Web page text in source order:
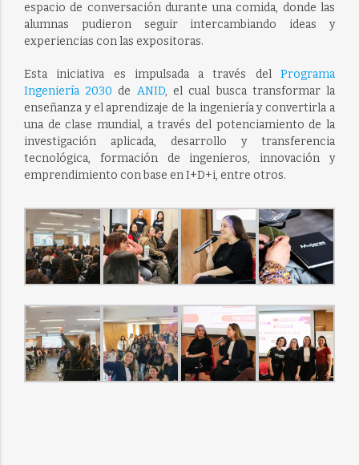
espacio de conversación durante una comida, donde las
alumnas pudieron seguir intercambiando ideas y
experiencias con las expositoras.
Esta iniciativa es impulsada a través delPrograma
Ingeniería 2030 de ANID, el cual busca transformar la
enseñanza y el aprendizaje de la ingeniería y convertirla a
una de clase mundial, a través del potenciamiento de la
investigación aplicada, desarrollo y transferencia
tecnológica, formación de ingenieros, innovación y
emprendimiento con base en I+D+i, entre otros.